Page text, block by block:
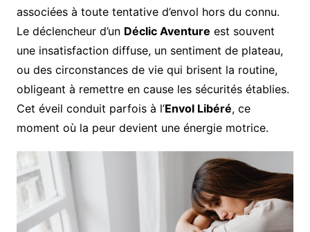
associées à toute tentative d’envol hors du connu.
Le déclencheur d’un Déclic Aventure est souvent
une insatisfaction diffuse, un sentiment de plateau,
ou des circonstances de vie qui brisent la routine,
obligeant à remettre en cause les sécurités établies.
Cet éveil conduit parfois à l’Envol Libéré, ce
moment où la peur devient une énergie motrice.